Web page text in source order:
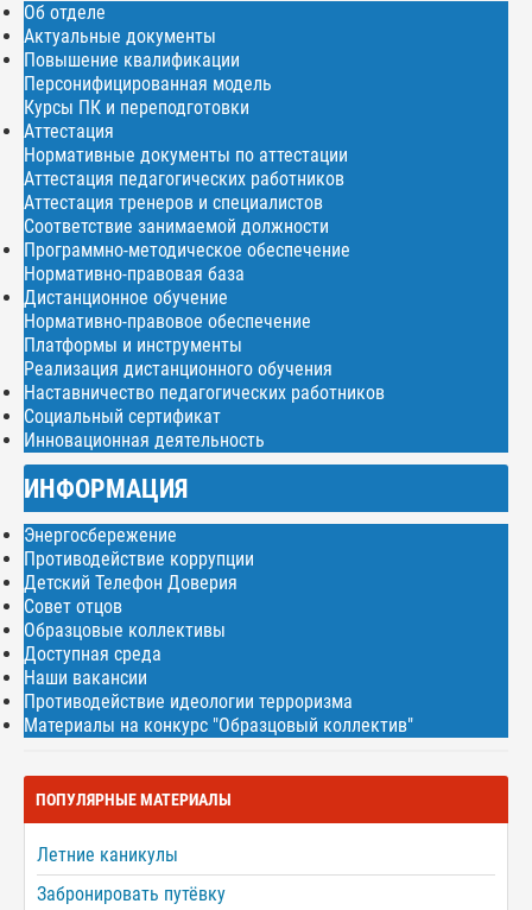
Об отделе
Актуальные документы
Повышение квалификации
Персонифицированная модель
Курсы ПК и переподготовки
Аттестация
Нормативные документы по аттестации
Аттестация педагогических работников
Аттестация тренеров и специалистов
Соответствие занимаемой должности
Программно-методическое обеспечение
Нормативно-правовая база
Дистанционное обучение
Нормативно-правовое обеспечение
Платформы и инструменты
Реализация дистанционного обучения
Наставничество педагогических работников
Социальный сертификат
Инновационная деятельность
ИНФОРМАЦИЯ
Энергосбережение
Противодействие коррупции
Детский Телефон Доверия
Совет отцов
Образцовые коллективы
Доступная среда
Наши вакансии
Противодействие идеологии терроризма
Материалы на конкурс "Образцовый коллектив"
ПОПУЛЯРНЫЕ МАТЕРИАЛЫ
Летние каникулы
Забронировать путёвку